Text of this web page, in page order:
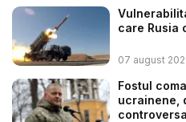
care Rusia
07 august
Fostul
ucrainene,